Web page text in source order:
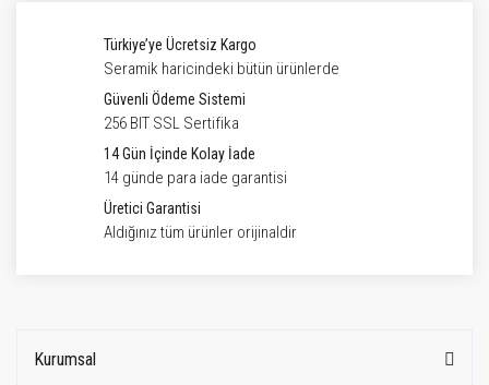
Türkiye’ye Ücretsiz Kargo
Seramik haricindeki bütün ürünlerde
Güvenli Ödeme Sistemi
256 BIT SSL Sertifika
14 Gün İçinde Kolay İade
14 günde para iade garantisi
Üretici Garantisi
Aldığınız tüm ürünler orijinaldir
Kurumsal